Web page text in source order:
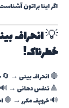
اگر اینا براتون
💡انحراف
خطرناک!
🔴 انحراف بینی →
🔺 تنفس دهانی → 🔊
🔊 خروپف مکرر → 🛑